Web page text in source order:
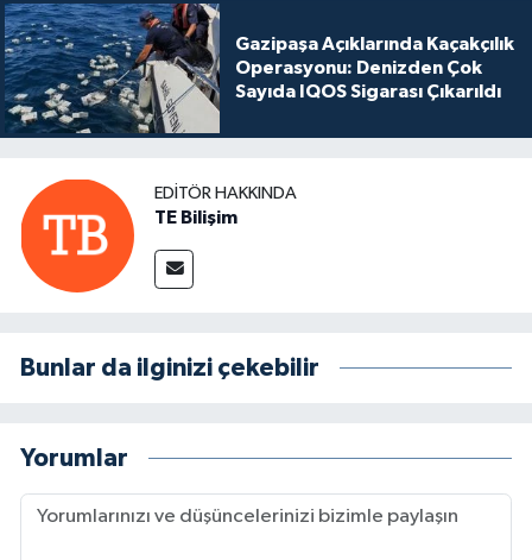
Gazipaşa Açıklarında Kaçakçılık
Operasyonu: Denizden Çok
Sayıda IQOS Sigarası Çıkarıldı
EDITÖR HAKKINDA
TE Bilişim
Bunlar da ilginizi çekebilir
Yorumlar